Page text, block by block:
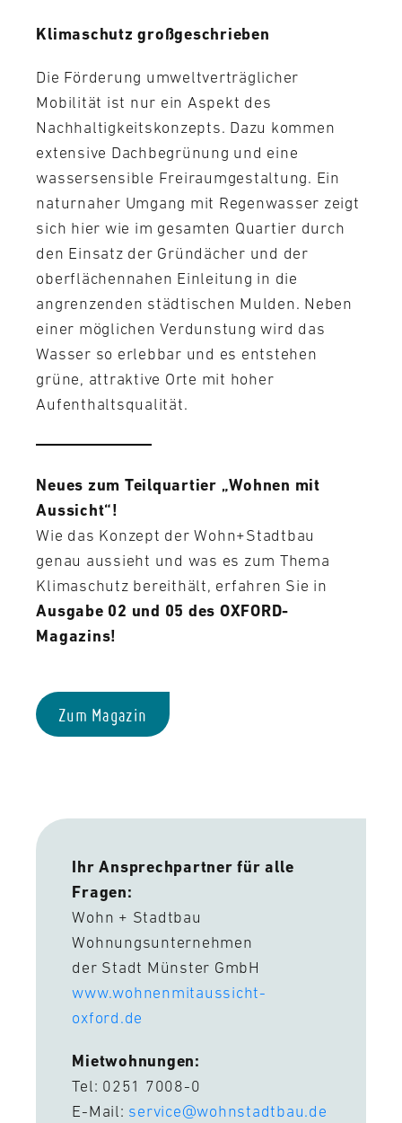
Klimaschutz großgeschrieben
Die Förderung umweltverträglicher
Mobilität ist nur ein Aspekt des
Nachhaltigkeitskonzepts. Dazu kommen
extensive Dachbegrünung und eine
wassersensible Freiraumgestaltung. Ein
naturnaher Umgang mit Regenwasser zeigt
sich hier wie im gesamten Quartier durch
den Einsatz der Gründächer und der
oberflächennahen Einleitung in die
angrenzenden städtischen Mulden. Neben
einer möglichen Verdunstung wird das
Wasser so erlebbar und es entstehen
grüne, attraktive Orte mit hoher
Aufenthaltsqualität.
Neues zum Teilquartier „Wohnen mit
Aussicht“!
Wie das Konzept der Wohn+Stadtbau
genau aussieht und was es zum Thema
Klimaschutz bereithält, erfahren Sie in
Ausgabe 02 und 05 des OXFORD-
Magazins!
Zum Magazin
Ihr Ansprechpartner für alle
Fragen:
Wohn + Stadtbau
Wohnungsunternehmen
der Stadt Münster GmbH
www.wohnenmitaussicht-
oxford.de
Mietwohnungen:
Tel: 0251 7008-0
E-Mail: service@wohnstadtbau.de